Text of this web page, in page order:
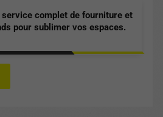
service complet de fourniture et
pour sublimer vos espaces.